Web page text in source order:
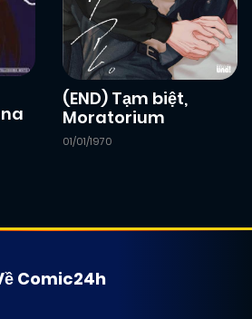
(END) Tạm biệt,
Moratorium
01/01/1970
Comic24h